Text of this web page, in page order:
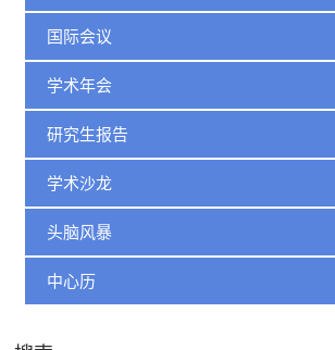
国际会议
学术年会
研究生报告
学术沙龙
头脑风暴
中心历